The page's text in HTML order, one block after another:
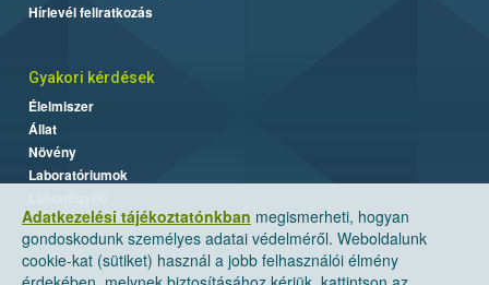
Adatkezelési tájékoztatónkban megismerheti, hogyan
gondoskodunk személyes adatai védelméről. Weboldalunk
cookie-kat (sütiket) használ a jobb felhasználói élmény
Hírlevél feliratkozás
Gyakori kérdések
Élelmiszer
Állat
Növény
Laboratóriumok